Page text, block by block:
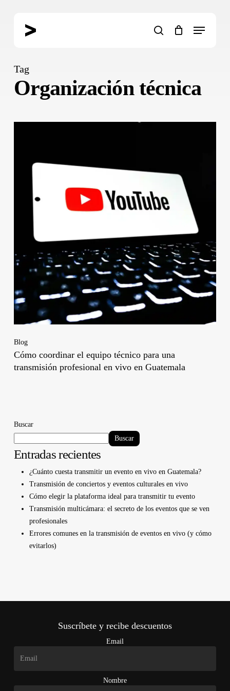
search
Menu
Tag
Organización técnica
Blog
Cómo coordinar el equipo técnico para una
transmisión profesional en vivo en Guatemala
Buscar
Buscar
Entradas recientes
¿Cuánto cuesta transmitir un evento en vivo en Guatemala?
Transmisión de conciertos y eventos culturales en vivo
Cómo elegir la plataforma ideal para transmitir tu evento
Transmisión multicámara: el secreto de los eventos que se ven
profesionales
Errores comunes en la transmisión de eventos en vivo (y cómo
evitarlos)
Suscríbete y recibe descuentos
Email
Nombre